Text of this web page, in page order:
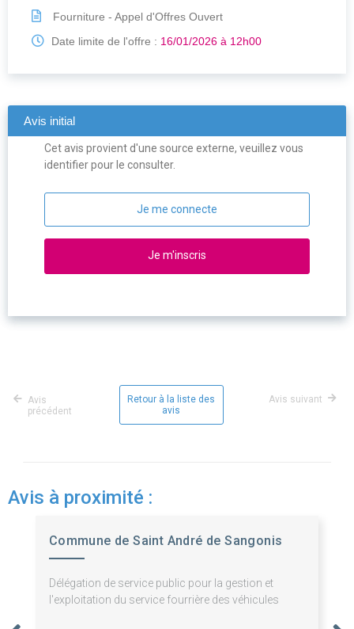
Fourniture - Appel d'Offres Ouvert
Date limite de l'offre : 16/01/2026 à 12h00
Avis initial
Cet avis provient d'une source externe, veuillez vous
identifier pour le consulter.
Je me connecte
Je m'inscris
Avis
précédent
Retour à la liste des
avis
Avis suivant
Avis à proximité :
Commune de Saint André de Sangonis
Délégation de service public pour la gestion et
l'exploitation du service fourrière des véhicules